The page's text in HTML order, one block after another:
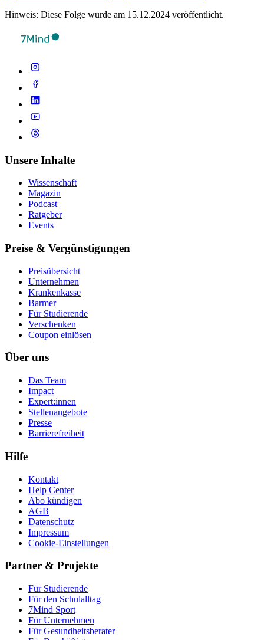
Hinweis: Diese Folge wurde am 15.12.2024 veröffentlicht.
Unsere Inhalte
Wissenschaft
Magazin
Podcast
Ratgeber
Events
Preise & Vergünstigungen
Preisübersicht
Unternehmen
Krankenkasse
Barmer
Für Studierende
Ver­schen­ken
Coupon einlösen
Über uns
Das Team
Impact
Expert:innen
Stellenangebote
Presse
Barrierefreiheit
Hilfe
Kontakt
Help Center
Abo kündigen
AGB
Datenschutz
Impressum
Cookie-Einstellungen
Partner & Projekte
Für Stu­die­rende
Für den Schulalltag
7Mind Sport
Für Unter­neh­men
Für Gesund­heits­be­ra­ter